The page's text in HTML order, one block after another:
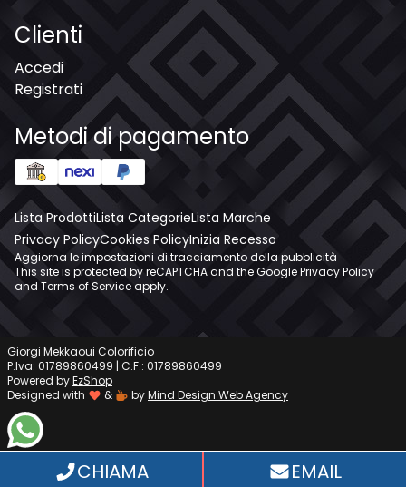
Clienti
Accedi
Registrati
Metodi di pagamento
Lista ProdottiLista CategorieLista Marche
Privacy PolicyCookies PolicyInizia Recesso
Aggiorna le impostazioni di tracciamento della pubblicità
This site is protected by reCAPTCHA and the GooglePrivacy Policy
and Terms of Serviceapply.
Giorgi Mekkaoui Colorificio
P.Iva: 01789860499 | C.F.: 01789860499
Powered byEzShop
Designed with
& byMind Design Web Agency
CHIAMA EMAIL
WhatsApp